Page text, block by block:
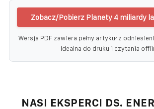
Zobacz/Pobierz Planety 4 miliardy
Wersja PDF zawiera pełny artykuł z
Idealna do druku i czytania
NASI EKSPERCI DS.